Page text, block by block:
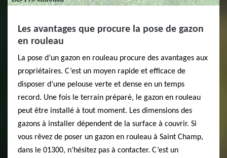
Les avantages que procure la pose de gazon
en rouleau
La pose d’un gazon en rouleau procure des avantages aux
propriétaires. C’est un moyen rapide et efficace de
disposer d’une pelouse verte et dense en un temps
record. Une fois le terrain préparé, le gazon en rouleau
peut être installé à tout moment. Les dimensions des
gazons à installer dépendent de la surface à couvrir. Si
vous rêvez de poser un gazon en rouleau à Saint Champ,
dans le 01300, n’hésitez pas à contacter. C’est un